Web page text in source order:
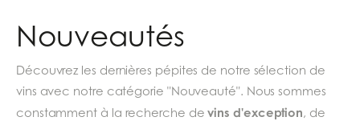
Nouveautés
Découvrez les dernières pépites de notre sélection de
vins avec notre catégorie "Nouveauté". Nous sommes
constamment à la recherche devins d'exception, de